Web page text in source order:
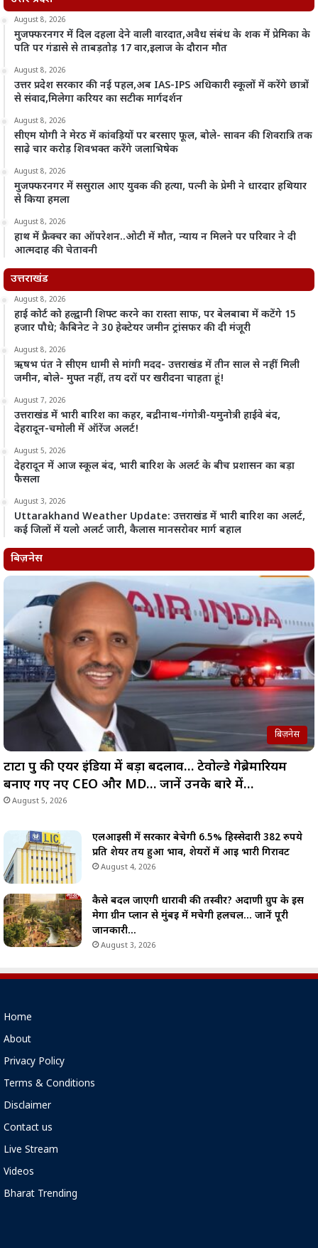
August 8, 2026
मुजफ्फरनगर में दिल दहला देने वाली वारदात,अवैध संबंध के शक में प्रेमिका के
पति पर गंडासे से ताबड़तोड़ 17 वार,इलाज के दौरान मौत
August 8, 2026
उत्तर प्रदेश सरकार की नई पहल,अब IAS-IPS अधिकारी स्कूलों में करेंगे छात्रों
से संवाद,मिलेगा करियर का सटीक मार्गदर्शन
August 8, 2026
सीएम योगी ने मेरठ में कांवड़ियों पर बरसाए फूल, बोले- सावन की शिवरात्रि तक
साढ़े चार करोड़ शिवभक्त करेंगे जलाभिषेक
August 8, 2026
मुजफ्फरनगर में ससुराल आए युवक की हत्या, पत्नी के प्रेमी ने धारदार हथियार
से किया हमला
August 8, 2026
हाथ में फ्रैक्चर का ऑपरेशन..ओटी में मौत, न्याय न मिलने पर परिवार ने दी
आत्मदाह की चेतावनी
उत्तराखंड
August 8, 2026
हाई कोर्ट को हल्द्वानी शिफ्ट करने का रास्ता साफ, पर बेलबाबा में कटेंगे 15
हजार पौधे; कैबिनेट ने 30 हेक्टेयर जमीन ट्रांसफर की दी मंजूरी
August 8, 2026
ऋषभ पंत ने सीएम धामी से मांगी मदद- उत्तराखंड में तीन साल से नहीं मिली
जमीन, बोले- मुफ्त नहीं, तय दरों पर खरीदना चाहता हूं!
August 7, 2026
उत्तराखंड में भारी बारिश का कहर, बद्रीनाथ-गंगोत्री-यमुनोत्री हाईवे बंद,
देहरादून-चमोली में ऑरेंज अलर्ट!
August 5, 2026
देहरादून में आज स्कूल बंद, भारी बारिश के अलर्ट के बीच प्रशासन का बड़ा
फैसला
August 3, 2026
Uttarakhand Weather Update: उत्तराखंड में भारी बारिश का अलर्ट,
कई जिलों में यलो अलर्ट जारी, कैलास मानसरोवर मार्ग बहाल
बिज़नेस
बिज़नेस
टाटा ग्रुप की एयर इंडिया में बड़ा बदलाव… टेवोल्डे गेब्रेमारियम
बनाए गए नए CEO और MD… जानें उनके बारे में…
August 5, 2026
एलआईसी में सरकार बेचेगी 6.5% हिस्सेदारी 382 रुपये
प्रति शेयर तय हुआ भाव, शेयरों में आई भारी गिरावट
August 4, 2026
कैसे बदल जाएगी धारावी की तस्वीर? अदाणी ग्रुप के इस
मेगा ग्रीन प्लान से मुंबई में मचेगी हलचल… जानें पूरी
जानकारी…
August 3, 2026
Home
About
Privacy Policy
Terms & Conditions
Disclaimer
Contact us
Live Stream
Videos
Bharat Trending